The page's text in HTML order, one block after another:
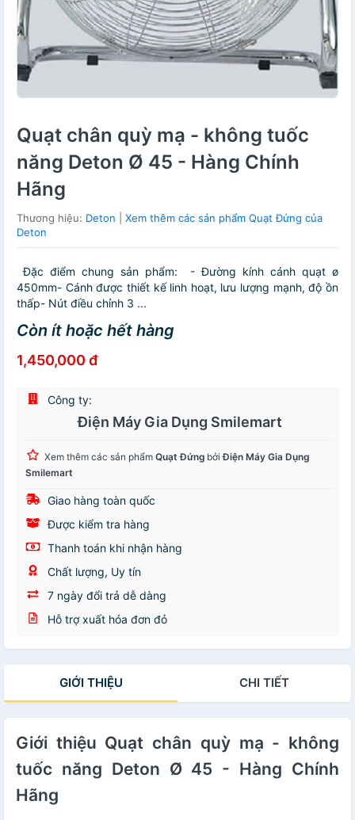
Quạt chân quỳ mạ - không tuốc
năng Deton Ø 45 - Hàng Chính
Hãng
Thương hiệu: Deton
Xem thêm các sản phẩm Quạt Đứng của
Deton
Đặc điểm chung sản phẩm: - Đường kính cánh quạt ø
450mm- Cánh được thiết kế linh hoạt, lưu lượng mạnh, độ ồn
thấp- Nút điều chỉnh 3 ...
Còn ít hoặc hết hàng
1,450,000 đ
Công ty:
Điện Máy Gia Dụng Smilemart
Xem thêm các sản phẩm Quạt Đứng bởiĐiện Máy Gia Dụng
Smilemart
Giao hàng toàn quốc
Được kiểm tra hàng
Thanh toán khi nhận hàng
Chất lượng, Uy tín
7 ngày đổi trả dễ dàng
Hỗ trợ xuất hóa đơn đỏ
GIỚI THIỆU CHI TIẾT
Giới thiệu Quạt chân quỳ mạ - không
tuốc năng Deton Ø 45 - Hàng Chính
Hãng